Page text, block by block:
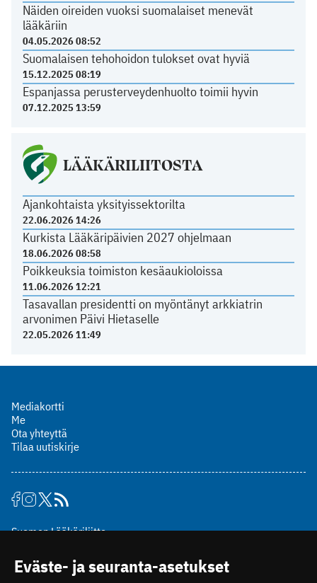
Näiden oireiden vuoksi suomalaiset menevät
lääkäriin
04.05.2026 08:52
Suomalaisen tehohoidon tulokset ovat hyviä
15.12.2025 08:19
Espanjassa perusterveydenhuolto toimii hyvin
07.12.2025 13:59
LÄÄKÄRILIITOSTA
Ajankohtaista yksityissektorilta
22.06.2026 14:26
Kurkista Lääkäripäivien 2027 ohjelmaan
18.06.2026 08:58
Poikkeuksia toimiston kesäaukioloissa
11.06.2026 12:21
Tasavallan presidentti on myöntänyt arkkiatrin
arvonimen Päivi Hietaselle
22.05.2026 11:49
Mediakortti
Me
Ota yhteyttä
Tilaa uutiskirje
Suomen Lääkäriliitto
00510 Helsinki
puh. (09) 393 091
Eväste- ja seuranta-asetukset